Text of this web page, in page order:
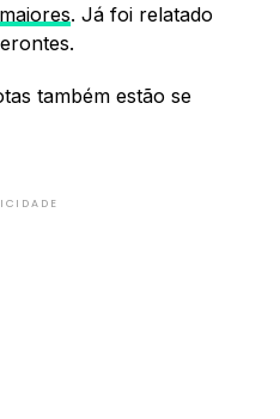
. Já foi relatado
também estão se